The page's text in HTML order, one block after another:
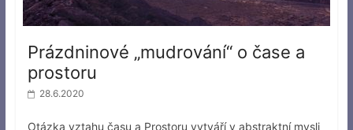
Prázdninové „mudrování“ o čase a
prostoru
28.6.2020
Otázka vztahu času a Prostoru vytváří v abstraktní mysli